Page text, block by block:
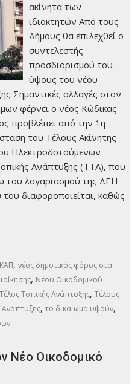
ακίνητα των
ιδιοκτητών Από τους
Δήμους θα επιλεχθεί ο
συντελεστής
προσδιορισμού του
ύψους του νέου
Σημαντικές αλλαγές στον
φέρνει ο νέος Κώδικας
προβλέπει από την 1η
του Τέλους Ακίνητης
Ηλεκτροδοτούμενων
Ανάπτυξης (ΤΤΑ), που
του λογαριασμού της ΔΕΗ
διαφοροποιείται, καθώς
ΚΑΠ,νέος δημοτικός φόρος στα
, Νέου Οικοδομικού
Τέλος Τοπικής Ανάπτυξης,Τέλους
Ανάπτυξης,το δικαίωμα υψούν,
Νέο Οικοδομικό